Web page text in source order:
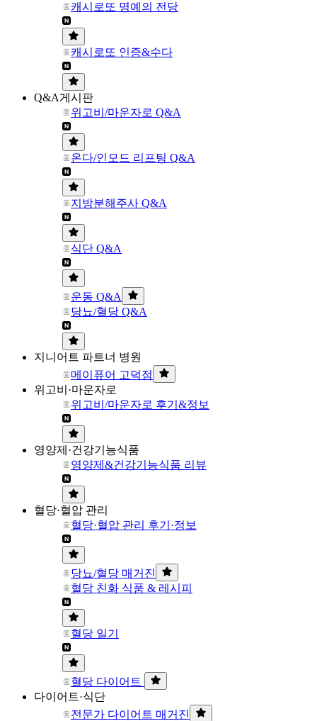
캐시로또 명예의 전당
캐시로또 인증&수다
Q&A게시판
위고비/마운자로 Q&A
온다/인모드 리프팅 Q&A
지방분해주사 Q&A
식단 Q&A
운동 Q&A
당뇨/혈당 Q&A
지니어트 파트너 병원
메이퓨어 고덕점
위고비·마운자로
위고비/마운자로 후기&정보
영양제·건강기능식품
영양제&건강기능식품 리뷰
혈당·혈압 관리
혈당·혈압 관리 후기·정보
당뇨/혈당 매거진
혈당 친화 식품 & 레시피
혈당 일기
혈당 다이어트
다이어트·식단
전문가 다이어트 매거진